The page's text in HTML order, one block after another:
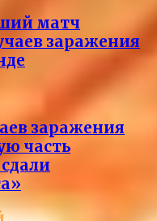
матч
заражения
заражения
часть